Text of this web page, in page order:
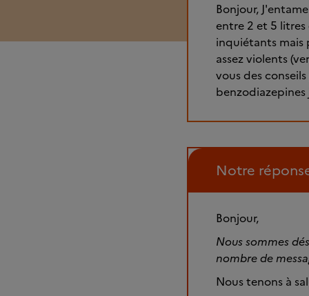
Bonjour,
entre 2 et 5 litres
inquiétants mais
assez violents
vous des
Notre
Bonjour,
Nous sommes
nombre de
Nous tenons à